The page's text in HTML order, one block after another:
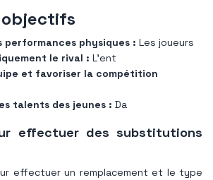
performances physiques : Les joueurs
le rival : L'ent
et favoriser la compétition
talents des jeunes : Da
effectuer des substitutions
effectuer un remplacement et le type